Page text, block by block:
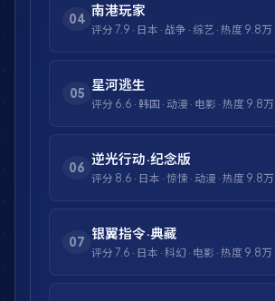
04
南港玩家
评分 7.9 · 日本 · 战争 · 综艺 · 热度 9.8万
05
星河逃生
评分 6.6 · 韩国 · 动漫 · 电影 · 热度 9.8万
06
逆光行动·纪念版
评分 8.6 · 日本 · 惊悚 · 动漫 · 热度 9.8万
07
银翼指令·典藏
评分 7.6 · 日本 · 科幻 · 电影 · 热度 9.8万